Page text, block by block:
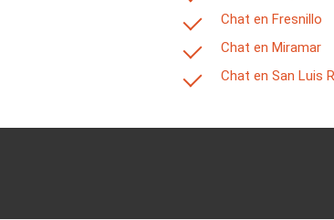
Chat en Fresnillo
Chat en Miramar
Chat en San Luis